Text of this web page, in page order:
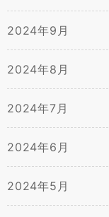
2024年9月
2024年8月
2024年7月
2024年6月
2024年5月